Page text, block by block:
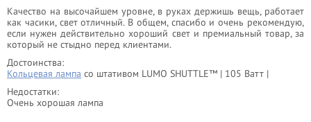
Качество на высочайшем уровне, в руках держишь вещь, работает
как часики, свет отличный. В общем, спасибо и очень рекомендую,
если нужен действительно хороший свет и премиальный товар, за
который не стыдно перед клиентами.
Достоинства:
Кольцевая лампа со штативом LUMO SHUTTLE™ | 105 Ватт |
Недостатки:
Очень хорошая лампа